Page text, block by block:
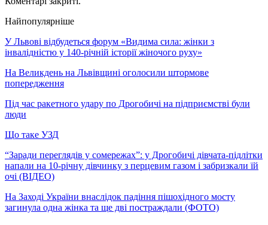
Найпопулярніше
У Львові відбудеться форум «Видима сила: жінки з
інвалідністю у 140-річній історії жіночого руху»
На Великдень на Львівщині оголосили штормове
попередження
Під час ракетного удару по Дрогобичі на підприємстві були
люди
Що таке УЗД
“Заради переглядів у сомережах”: у Дрогобичі дівчата-підлітки
напали на 10-річну дівчинку з перцевим газом і забризкали їй
очі (ВІДЕО)
На Заході України внаслідок падіння пішохідного мосту
загинула одна жінка та ще дві постраждали (ФОТО)